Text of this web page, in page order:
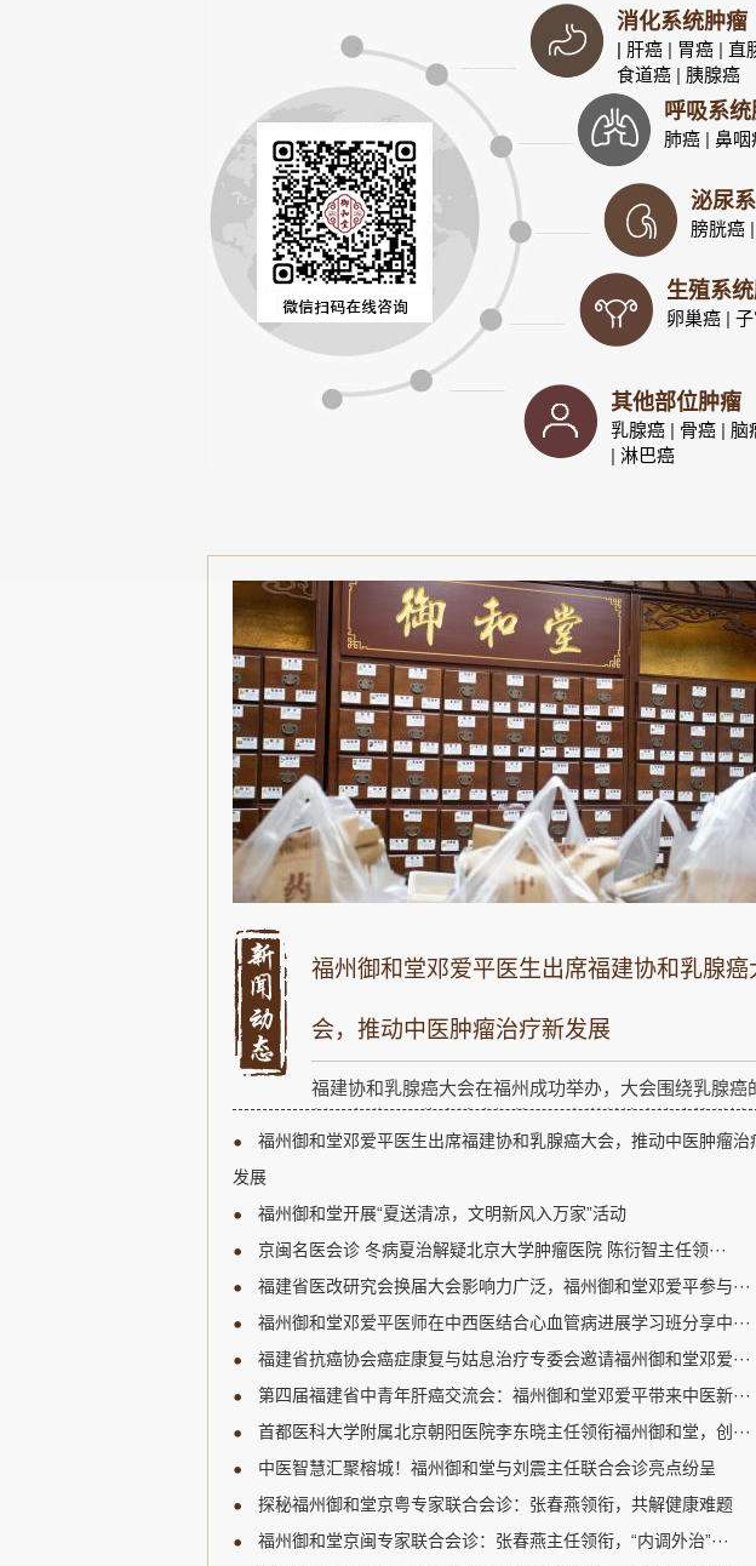
消化系统肿瘤
| 肝癌 | 胃癌 | 直
食道癌 | 胰腺癌
呼吸系
肺癌 | 鼻咽
泌尿
膀胱癌 |
生殖系
卵巢癌 |
其他部位肿瘤
乳腺癌 | 骨癌 | 脑
| 淋巴癌
福州御和堂邓爱平医生出席福建协和乳腺癌
会，推动中医肿瘤治疗新发展
福建协和乳腺癌大会在福州成功举办，大会围绕乳腺癌
新研究进展、临床诊疗规范以及多学科综合治疗等关键
展开深入讨论，为福建省乳腺癌诊疗领域的专业人士提
肿瘤领域的知名专家，受邀参加了此次盛会。在会议期
福州御和堂邓爱平医生出席福建协和乳腺癌大会，推动中医肿瘤治
发展
福州御和堂开展“夏送清凉，文明新风入万家”活动
京闽名医会诊 冬病夏治解疑北京大学肿瘤医院 陈衍智主任领···
福建省医改研究会换届大会影响力广泛，福州御和堂邓爱平参与···
福州御和堂邓爱平医师在中西医结合心血管病进展学习班分享中···
福建省抗癌协会癌症康复与姑息治疗专委会邀请福州御和堂邓爱···
第四届福建省中青年肝癌交流会：福州御和堂邓爱平带来中医新···
首都医科大学附属北京朝阳医院李东晓主任领衔福州御和堂，创···
中医智慧汇聚榕城！福州御和堂与刘震主任联合会诊亮点纷呈
探秘福州御和堂京粤专家联合会诊：张春燕领衔，共解健康难题
福州御和堂京闽专家联合会诊：张春燕主任领衔，“内调外治”···